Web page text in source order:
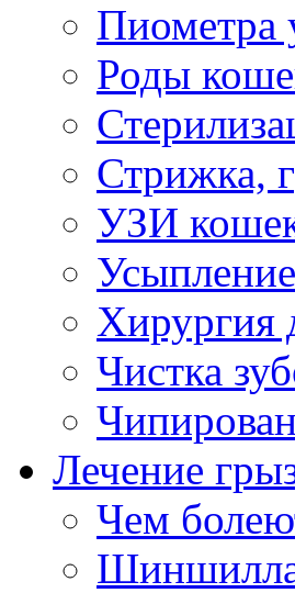
Пиометра
Роды
Стрижка,
УЗИ
Хирургия
Чистка
Лечение
Чем
Шиншилла